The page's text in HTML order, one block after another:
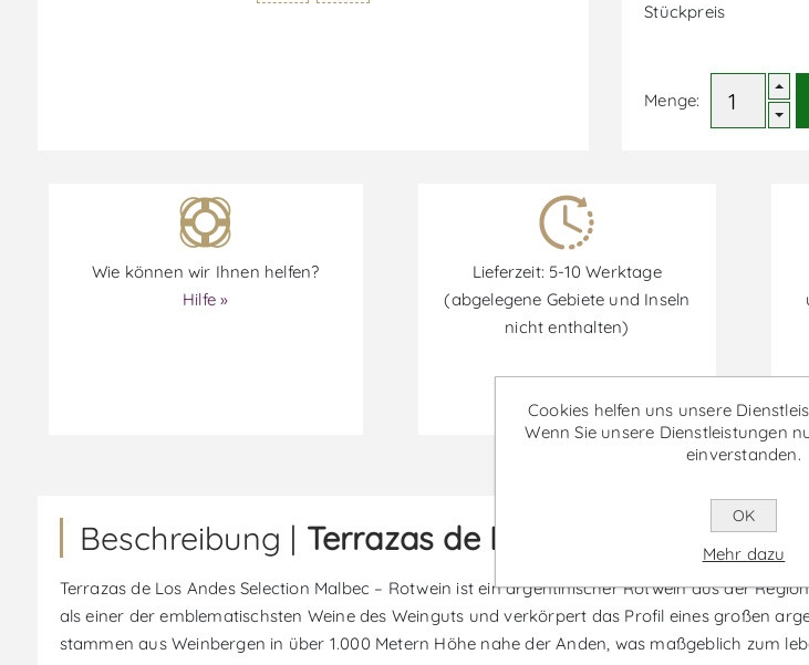
Stückpreis
Menge:
Wie können wir Ihnen helfen?
Hilfe »
Lieferzeit: 5-10 Werktage
(abgelegene Gebiete und Inseln
nicht enthalten)
Rabatte sind vom 30/06/2026 bis
Beschreibung | Terrazas de Los Andes Selection
Terrazas de Los Andes Selection Malbec – Rotwein ist ein argentinischer Rotwein aus der
als einer der emblematischsten Weine des Weinguts und verkörpert das Profil eines großen
stammen aus Weinbergen in über 1.000 Metern Höhe nahe der Anden, was maßgeblich zum
Cookies helfen uns unsere
Wenn Sie unsere Dienstleistungen
einverstanden.
OK
Mehr dazu